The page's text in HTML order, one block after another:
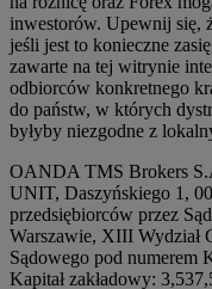
inwestorów. Upewnij się,
jeśli jest to konieczne
zawarte na tej witrynie
odbiorców konkretnego
do państw, w których
byłyby niezgodne z
OANDA TMS Brokers
UNIT, Daszyńskiego 1,
przedsiębiorców przez
Warszawie, XIII Wydział
Sądowego pod numerem
Kapitał zakładowy: